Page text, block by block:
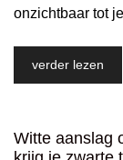
onzichtbaar tot
verder lezen
Witte aanslag